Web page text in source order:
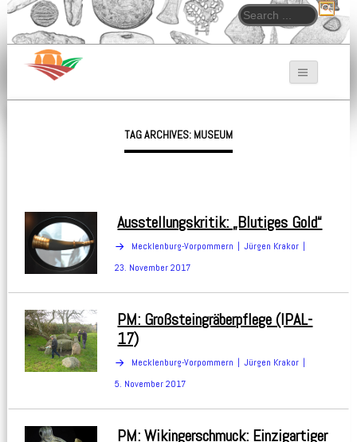
Bodendenkmalpfleger.de
Search for:
TAG ARCHIVES: MUSEUM
Ausstellungskritik: „Blutiges Gold“
Mecklenburg-Vorpommern
Jürgen Krakor
23. November 2017
PM: Großsteingräberpflege (IPAL-
17)
Mecklenburg-Vorpommern
Jürgen Krakor
5. November 2017
PM: Wikingerschmuck: Einzigartiger